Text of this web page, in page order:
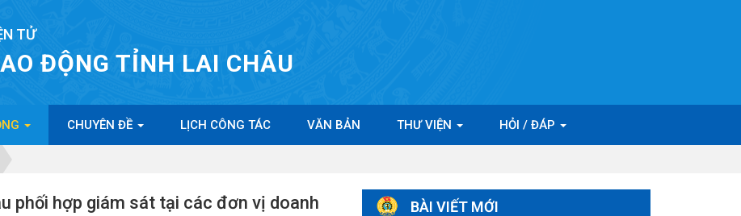
TỬ
ĐỘNG TỈNH LAI CHÂU
CHUYÊN ĐỀ LỊCH CÔNG TÁC VĂN BẢN THƯ VIỆN HỎI / ĐÁP
phối hợp giám sát tại các đơn vị doanh
BÀI VIẾT MỚI